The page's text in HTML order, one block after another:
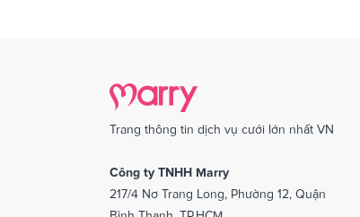
Trang thông tin dịch vụ cưới lớn nhất VN
Công ty TNHH Marry
217/4 Nơ Trang Long, Phường 12, Quận